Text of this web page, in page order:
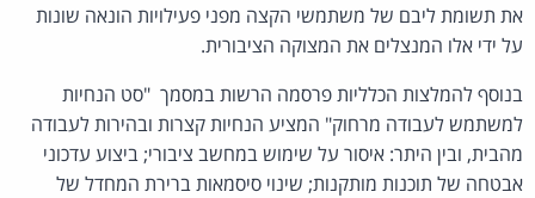
את תשומת ליבם של משתמשי הקצה מפני פעילויות הונאה שונות
על ידי אלו המנצלים את המצוקה הציבורית.
בנוסף להמלצות הכלליות פרסמה הרשות במסמך "סט הנחיות
למשתמש לעבודה מרחוק" המציע הנחיות קצרות ובהירות לעבודה
מהבית, ובין היתר: איסור על שימוש במחשב ציבורי; ביצוע עדכוני
אבטחה של תוכנות מותקנות; שינוי סיסמאות ברירת המחדל של